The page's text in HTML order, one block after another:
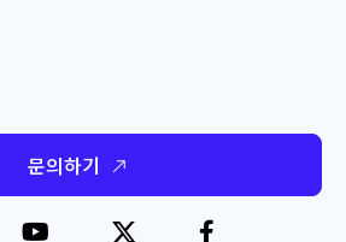
문의하기